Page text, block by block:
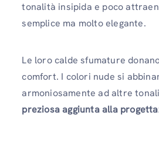
tonalità insipida e poco
semplice ma molto elegante.
Le loro calde sfumature
comfort. I colori nude si
armoniosamente ad altre
preziosa aggiunta alla